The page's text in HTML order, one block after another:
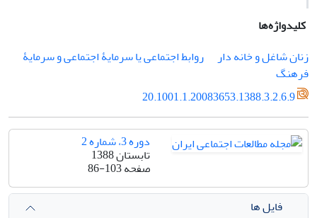
کلیدواژه‌ها
زنان شاغل و خانه دار
روابط اجتماعی یا سرمایۀ اجتماعی و سرمایۀ
فرهنگ
20.1001.1.20083653.1388.3.2.6.9
دوره 3، شماره 2
تابستان 1388
صفحه86-103
فایل ها